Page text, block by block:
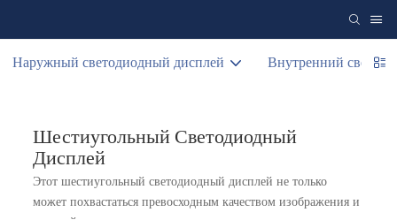
Наружный светодиодный дисплей Внутренний
Шестиугольный Светодиодный
Дисплей
Этот шестиугольный светодиодный дисплей не только
может похвастаться превосходным качеством изображения и